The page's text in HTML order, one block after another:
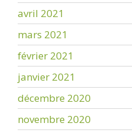
avril 2021
mars 2021
février 2021
janvier 2021
décembre 2020
novembre 2020